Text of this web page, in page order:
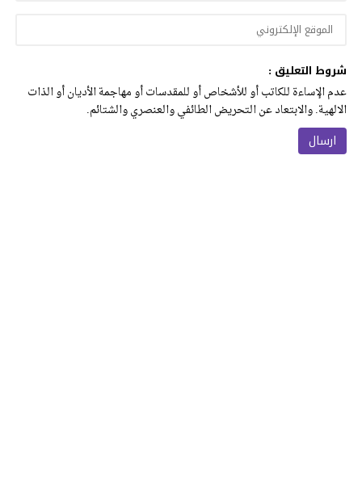
شروط التعليق :
عدم الإساءة للكاتب أو للأشخاص أو للمقدسات أو مهاجمة الأديان أو الذات
الالهية. والابتعاد عن التحريض الطائفي والعنصري والشتائم.